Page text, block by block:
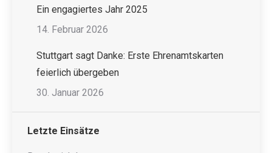
Ein engagiertes Jahr 2025
14. Februar 2026
Stuttgart sagt Danke: Erste Ehrenamtskarten
feierlich übergeben
30. Januar 2026
Letzte Einsätze